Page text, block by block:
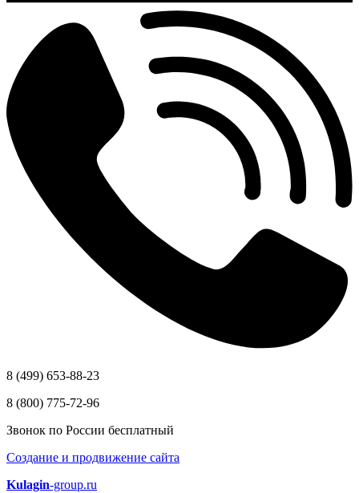
8 (499) 653-88-23
8 (800) 775-72-96
Звонок по России бесплатный
Создание и продвижение сайта
Kulagin-group.ru